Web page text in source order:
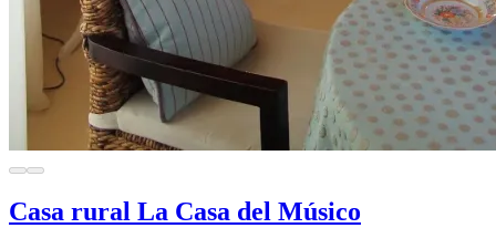
Casa rural La Casa del Músico